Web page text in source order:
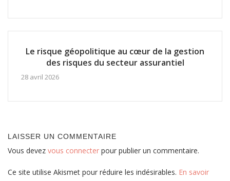
Le risque géopolitique au cœur de la gestion
des risques du secteur assurantiel
28 avril 2026
LAISSER UN COMMENTAIRE
Vous devez vous connecter pour publier un commentaire.
Ce site utilise Akismet pour réduire les indésirables. En savoir